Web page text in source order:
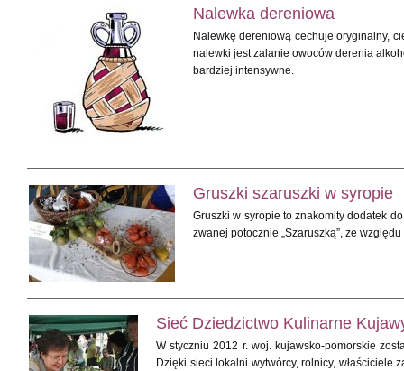
Nalewka dereniowa
Nalewkę dereniową cechuje oryginalny,
nalewki jest zalanie owoców derenia
bardziej intensywne.
Gruszki szaruszki w syropie
Gruszki w syropie to znakomity dodatek
zwanej potocznie „Szaruszką”, ze
Sieć Dziedzictwo Kulinarne
W styczniu 2012 r. woj. kujawsko-pomorskie
Dzięki sieci lokalni wytwórcy, rolnicy,